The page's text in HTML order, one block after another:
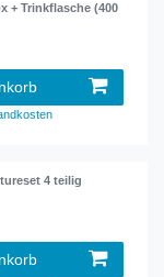
+ Trinkflasche (400
4 teilig